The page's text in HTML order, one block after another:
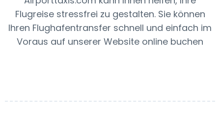
Flugreise stressfrei zu gestalten. Sie können
Ihren Flughafentransfer schnell und einfach im
Voraus auf unserer Website online buchen